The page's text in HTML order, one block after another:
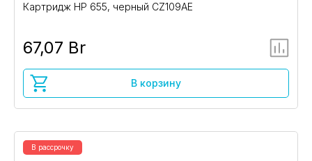
Картридж HP 655, черный CZ109AE
67,07 Br
В корзину
В рассрочку